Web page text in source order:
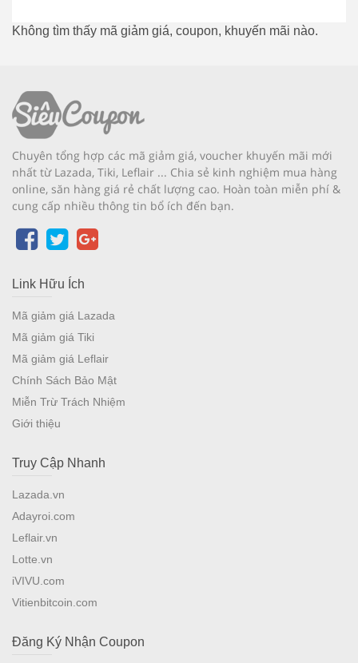
Không tìm thấy mã giảm giá, coupon, khuyến mãi nào.
Chuyên tổng hợp các mã giảm giá, voucher khuyến mãi mới
nhất từ Lazada, Tiki, Leflair ... Chia sẻ kinh nghiệm mua hàng
online, săn hàng giá rẻ chất lượng cao. Hoàn toàn miễn phí &
cung cấp nhiều thông tin bổ ích đến bạn.
Link Hữu Ích
Mã giảm giá Lazada
Mã giảm giá Tiki
Mã giảm giá Leflair
Chính Sách Bảo Mật
Miễn Trừ Trách Nhiệm
Giới thiệu
Truy Cập Nhanh
Lazada.vn
Adayroi.com
Leflair.vn
Lotte.vn
iVIVU.com
Vitienbitcoin.com
Đăng Ký Nhận Coupon